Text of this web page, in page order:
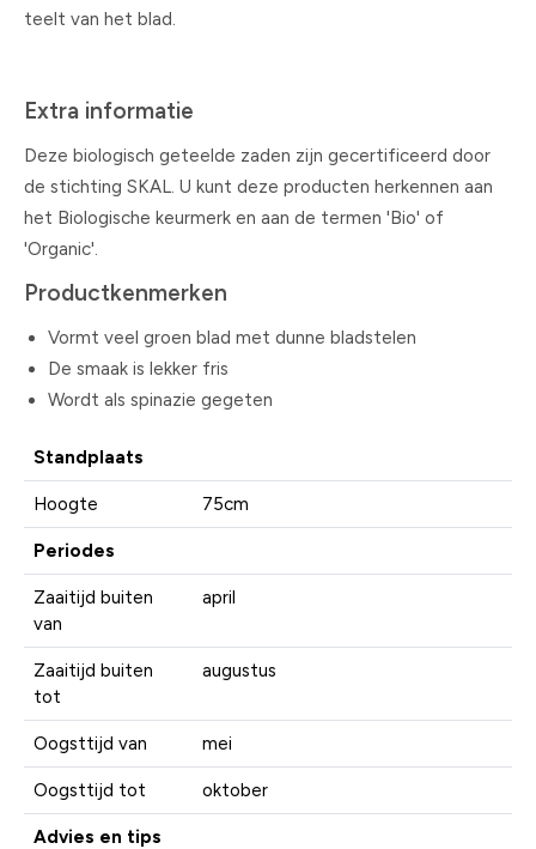
teelt van het blad.
Extra informatie
Deze biologisch geteelde zaden zijn gecertificeerd door
de stichting SKAL. U kunt deze producten herkennen aan
het Biologische keurmerk en aan de termen 'Bio' of
'Organic'.
Productkenmerken
Vormt veel groen blad met dunne bladstelen
De smaak is lekker fris
Wordt als spinazie gegeten
Standplaats
Hoogte 75cm
Periodes
Zaaitijd buiten
van
april
Zaaitijd buiten
tot
augustus
Oogsttijd van mei
Oogsttijd tot oktober
Advies en tips